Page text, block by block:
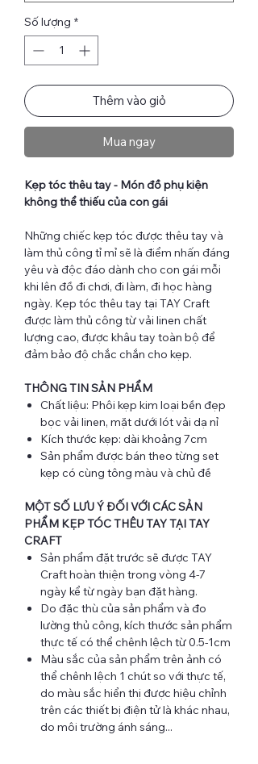
Số lượng *
Thêm vào giỏ
Mua ngay
Kẹp tóc thêu tay - Món đồ phụ kiện
không thể thiếu của con gái
Những chiếc kẹp tóc được thêu tay và
làm thủ công tỉ mỉ sẽ là điểm nhấn đáng
yêu và độc đáo dành cho con gái mỗi
khi lên đồ đi chơi, đi làm, đi học hàng
ngày. Kẹp tóc thêu tay tại TAY Craft
được làm thủ công từ vải linen chất
lượng cao, được khâu tay toàn bộ để
đảm bảo độ chắc chắn cho kẹp.
THÔNG TIN SẢN PHẨM
Chất liệu: Phôi kẹp kim loại bền đẹp
bọc vải linen, mặt dưới lót vải dạ nỉ
Kích thước kẹp: dài khoảng 7cm
Sản phẩm được bán theo từng set
kẹp có cùng tông màu và chủ đề
MỘT SỐ LƯU Ý ĐỐI VỚI CÁC SẢN
PHẨM KẸP TÓC THÊU TAY TẠI TAY
CRAFT
Sản phẩm đặt trước sẽ được TAY
Craft hoàn thiện trong vòng 4-7
ngày kể từ ngày bạn đặt hàng.
Do đặc thù của sản phẩm và đo
lường thủ công, kích thước sản phẩm
thực tế có thể chênh lệch từ 0.5-1cm
Màu sắc của sản phẩm trên ảnh có
thể chênh lệch 1 chút so với thực tế,
do màu sắc hiển thị được hiệu chỉnh
trên các thiết bị điện tử là khác nhau,
do môi trường ánh sáng...